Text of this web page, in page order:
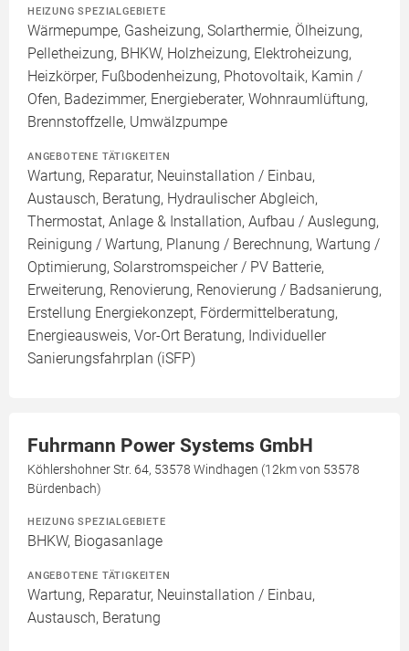
HEIZUNG SPEZIALGEBIETE
Wärmepumpe, Gasheizung, Solarthermie, Ölheizung,
Pelletheizung, BHKW, Holzheizung, Elektroheizung,
Heizkörper, Fußbodenheizung, Photovoltaik, Kamin /
Ofen, Badezimmer, Energieberater, Wohnraumlüftung,
Brennstoffzelle, Umwälzpumpe
ANGEBOTENE TÄTIGKEITEN
Wartung, Reparatur, Neuinstallation / Einbau,
Austausch, Beratung, Hydraulischer Abgleich,
Thermostat, Anlage & Installation, Aufbau / Auslegung,
Reinigung / Wartung, Planung / Berechnung, Wartung /
Optimierung, Solarstromspeicher / PV Batterie,
Erweiterung, Renovierung, Renovierung / Badsanierung,
Erstellung Energiekonzept, Fördermittelberatung,
Energieausweis, Vor-Ort Beratung, Individueller
Sanierungsfahrplan (iSFP)
Fuhrmann Power Systems GmbH
Köhlershohner Str. 64, 53578 Windhagen (12km von 53578
Bürdenbach)
HEIZUNG SPEZIALGEBIETE
BHKW, Biogasanlage
ANGEBOTENE TÄTIGKEITEN
Wartung, Reparatur, Neuinstallation / Einbau,
Austausch, Beratung